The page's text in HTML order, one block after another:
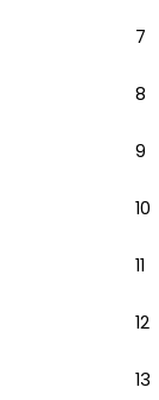
7
8
9
10
11
12
13